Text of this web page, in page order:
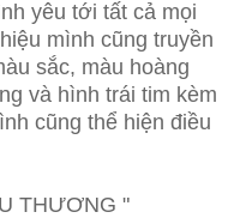
yêu tới tất cả mọi
mình cũng truyền
sắc, màu hoàng
và hình trái tim kèm
cũng thể hiện điều
THƯƠNG "